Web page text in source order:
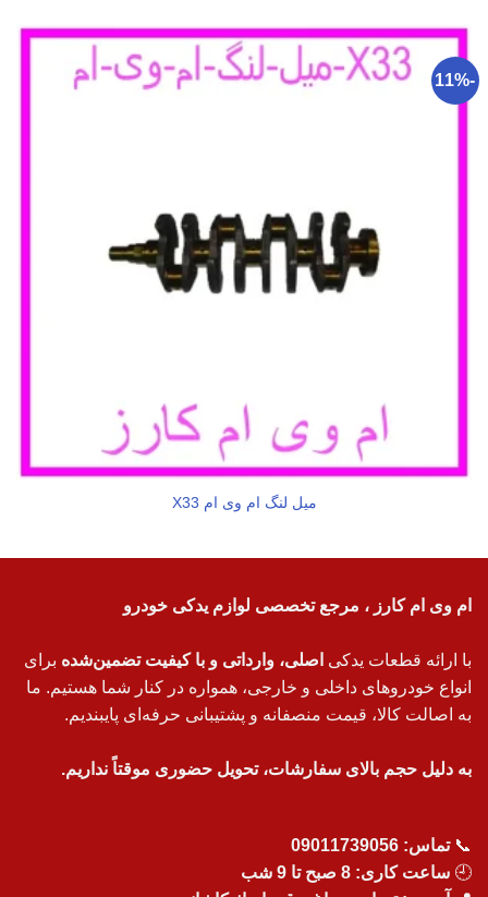
-11%
میل لنگ ام وی ام X33
ام وی ام کارز ، مرجع تخصصی لوازم یدکی خودرو
با ارائه قطعات یدکی اصلی، وارداتی و با کیفیت تضمین‌شده برای
انواع خودروهای داخلی و خارجی، همواره در کنار شما هستیم. ما
به اصالت کالا، قیمت منصفانه و پشتیبانی حرفه‌ای پایبندیم.
به دلیل حجم بالای سفارشات، تحویل حضوری موقتاً نداریم.
📞تماس: 09011739056
🕘 ساعت کاری: 8 صبح تا 9 شب